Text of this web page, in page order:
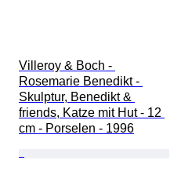
Villeroy & Boch -
Rosemarie Benedikt -
Skulptur, Benedikt &
friends, Katze mit Hut - 12
cm - Porselen - 1996